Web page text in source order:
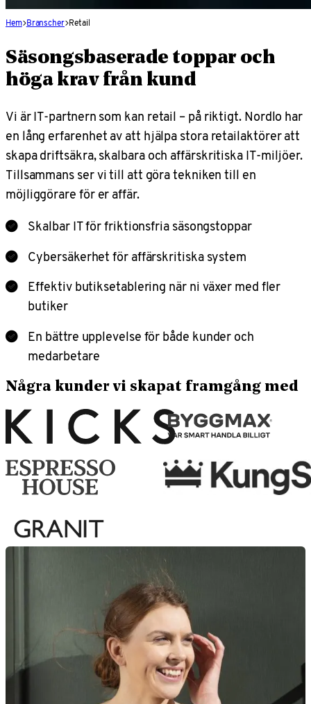
Hem Branscher Retail
Säsongsbaserade toppar och
höga krav från kund
Vi är IT-partnern som kan retail – på riktigt. Nordlo har
en lång erfarenhet av att hjälpa stora retailaktörer att
skapa driftsäkra, skalbara och affärskritiska IT-miljöer.
Tillsammans ser vi till att göra tekniken till en
möjliggörare för er affär.
Skalbar IT för friktionsfria säsongstoppar
Cybersäkerhet för affärskritiska system
Effektiv butiksetablering när ni växer med fler
butiker
En bättre upplevelse för både kunder och
medarbetare
Några kunder vi skapat framgång med